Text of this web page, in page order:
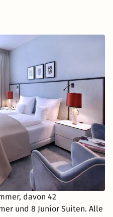
davon 42
und 8 Junior Suiten. Alle